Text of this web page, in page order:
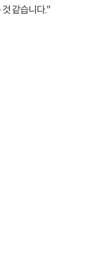
같습니다."